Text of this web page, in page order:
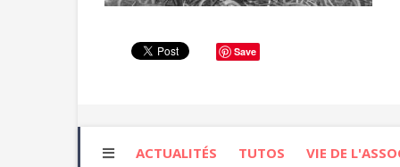
Save
ACTUALITÉS TUTOS VIE DE